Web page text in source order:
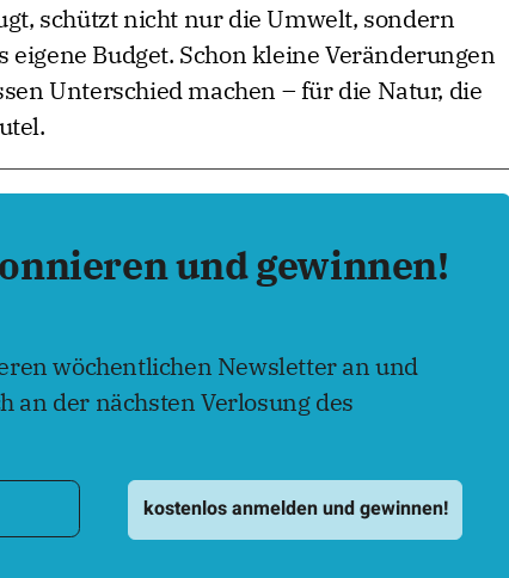
schützt nicht nur die Umwelt, sondern
Budget. Schon kleine Veränderungen
Unterschied machen – für die Natur, die
und gewinnen!
wöchentlichen Newsletter an und
an der nächsten Verlosung des